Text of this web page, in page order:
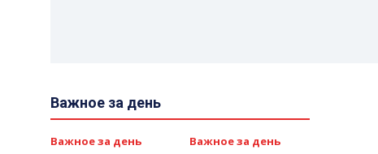
Важное за день
Важное за день Важное за день